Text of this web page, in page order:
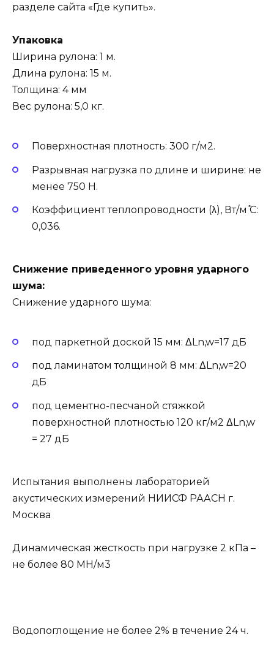
разделе сайта «Где купить».
Упаковка
Ширина рулона: 1 м.
Длина рулона: 15 м.
Толщина: 4 мм
Вес рулона: 5,0 кг.
Поверхностная плотность: 300 г/м2.
Разрывная нагрузка по длине и ширине: не
менее 750 Н.
Коэффициент теплопроводности (λ), Вт/м ̊С:
0,036.
Снижение приведенного уровня ударного
шума:
Снижение ударного шума:
под паркетной доской 15 мм: ΔLn,w=17 дБ
под ламинатом толщиной 8 мм: ΔLn,w=20
дБ
под цементно-песчаной стяжкой
поверхностной плотностью 120 кг/м2 ΔLn,w
= 27 дБ
Испытания выполнены лабораторией
акустических измерений НИИСФ РААСН г.
Москва
Динамическая жесткость при нагрузке 2 кПа –
не более 80 МН/м3
Водопоглощение не более 2% в течение 24 ч.